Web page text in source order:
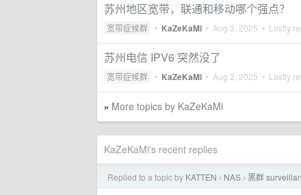
苏州地区宽带，联通和移动哪个强点？
宽带症候群 • KaZeKaMi • Aug 3, 2025 • Lastly
苏州电信 IPV6 突然没了
宽带症候群 • KaZeKaMi • Aug 2, 2025 • Lastly
» More topics by KaZeKaMi
KaZeKaMi's recent replies
Replied to a topic by KATTEN › NAS › 黑群